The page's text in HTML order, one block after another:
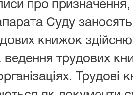
про призначення,
Суду
книжок
трудових
Трудові